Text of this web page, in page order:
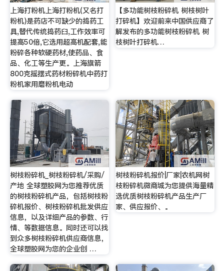
上海打粉机上海打粉机(又名打
粉机)是药店不可缺少的捣药工
具,替代传统捣药臼,工作效率可
提高50倍,它选用超高机配套,能
粉碎各种软硬药材,使药品、食
品、化工等生产更。上海旗箭
800克摇摆式药材粉碎机中药打
粉机家用磨粉机电动
【多功能树枝粉碎机 树枝树叶
打碎机】欢迎前来中国供应商了
解发布的多功能树枝粉碎机 树
枝树叶打碎机…
树枝粉碎机_树枝粉碎机/采购/
产地 全球塑胶网为您推荐优质
的树枝粉碎机产品，包括树枝粉
碎机报价、树枝粉碎机批发供应
信息，以及详细产品的参数、行
情、等数据信息。同时还可以找
到众多树枝粉碎机供应商信息，
全球塑胶网为您的企业创 …
树枝粉碎机报价|厂家|农机网树
枝粉碎机微商城为您提供海量精
选优质树枝粉碎机产品生产厂
家、供应报价、。